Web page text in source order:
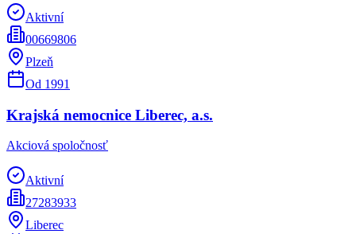
Aktivní
00669806
Plzeň
Od 1991
Krajská nemocnice Liberec, a.s.
Akciová spoločnosť
Aktivní
27283933
Liberec